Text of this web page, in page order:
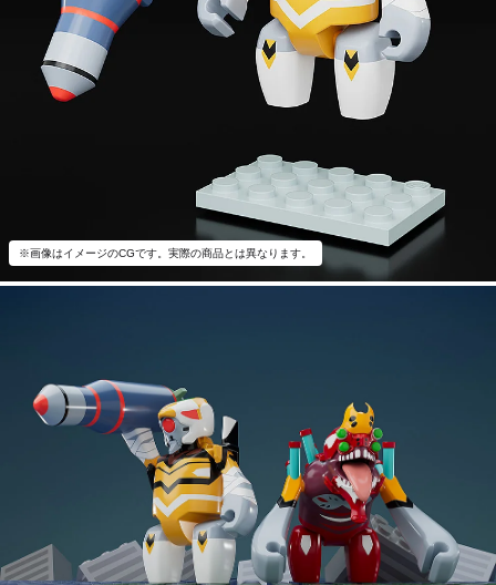
※画像はイメージのCGです。実際の商品とは異なります。